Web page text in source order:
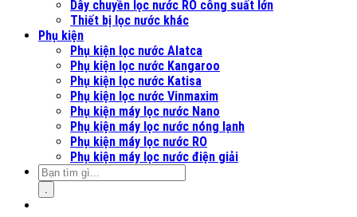
Dây chuyền lọc nước RO công suất lớn
Thiết bị lọc nước khác
Phụ kiện
Phụ kiện lọc nước Alatca
Phụ kiện lọc nước Kangaroo
Phụ kiện lọc nước Katisa
Phụ kiện lọc nước Vinmaxim
Phụ kiện máy lọc nước Nano
Phụ kiện máy lọc nước nóng lạnh
Phụ kiện máy lọc nước RO
Phụ kiện máy lọc nước điện giải
.